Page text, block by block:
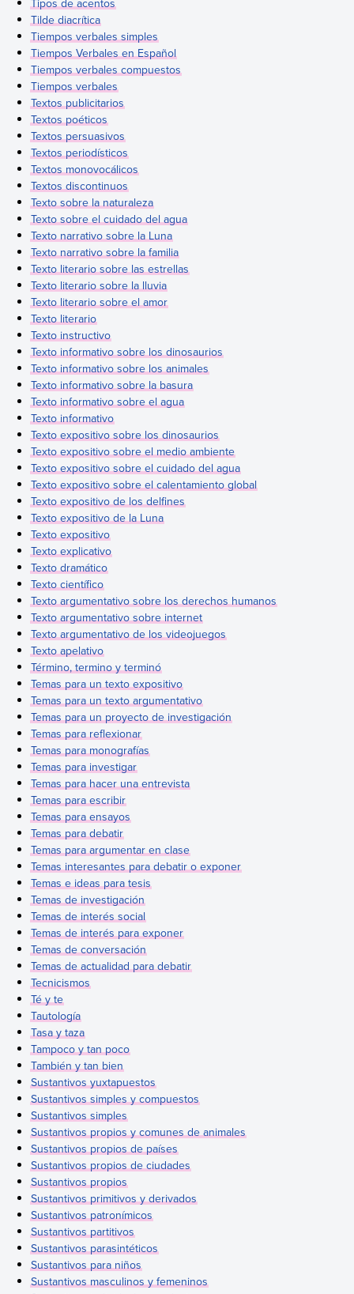
Tipos de acentos
Tilde diacrítica
Tiempos verbales simples
Tiempos Verbales en Español
Tiempos verbales compuestos
Tiempos verbales
Textos publicitarios
Textos poéticos
Textos persuasivos
Textos periodísticos
Textos monovocálicos
Textos discontinuos
Texto sobre la naturaleza
Texto sobre el cuidado del agua
Texto narrativo sobre la Luna
Texto narrativo sobre la familia
Texto literario sobre las estrellas
Texto literario sobre la lluvia
Texto literario sobre el amor
Texto literario
Texto instructivo
Texto informativo sobre los dinosaurios
Texto informativo sobre los animales
Texto informativo sobre la basura
Texto informativo sobre el agua
Texto informativo
Texto expositivo sobre los dinosaurios
Texto expositivo sobre el medio ambiente
Texto expositivo sobre el cuidado del agua
Texto expositivo sobre el calentamiento global
Texto expositivo de los delfines
Texto expositivo de la Luna
Texto expositivo
Texto explicativo
Texto dramático
Texto científico
Texto argumentativo sobre los derechos humanos
Texto argumentativo sobre internet
Texto argumentativo de los videojuegos
Texto apelativo
Término, termino y terminó
Temas para un texto expositivo
Temas para un texto argumentativo
Temas para un proyecto de investigación
Temas para reflexionar
Temas para monografías
Temas para investigar
Temas para hacer una entrevista
Temas para escribir
Temas para ensayos
Temas para debatir
Temas para argumentar en clase
Temas interesantes para debatir o exponer
Temas e ideas para tesis
Temas de investigación
Temas de interés social
Temas de interés para exponer
Temas de conversación
Temas de actualidad para debatir
Tecnicismos
Té y te
Tautología
Tasa y taza
Tampoco y tan poco
También y tan bien
Sustantivos yuxtapuestos
Sustantivos simples y compuestos
Sustantivos simples
Sustantivos propios y comunes de animales
Sustantivos propios de países
Sustantivos propios de ciudades
Sustantivos propios
Sustantivos primitivos y derivados
Sustantivos patronímicos
Sustantivos partitivos
Sustantivos parasintéticos
Sustantivos para niños
Sustantivos masculinos y femeninos